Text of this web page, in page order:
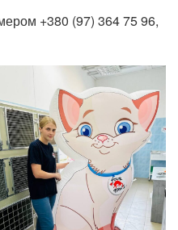
+380 (97) 364 75 96,